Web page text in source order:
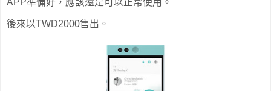
後來以TWD2000售出。